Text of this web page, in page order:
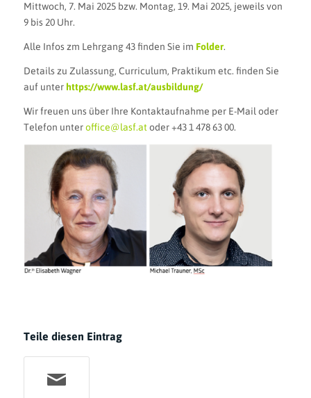
Mittwoch, 7. Mai 2025 bzw. Montag, 19. Mai 2025, jeweils von
9 bis 20 Uhr.
Alle Infos zm Lehrgang 43 finden Sie im Folder.
Details zu Zulassung, Curriculum, Praktikum etc. finden Sie
auf unter https://www.lasf.at/ausbildung/
Wir freuen uns über Ihre Kontaktaufnahme per E-Mail oder
Telefon unteroffice@lasf.at oder +43 1 478 63 00.
Teile diesen Eintrag